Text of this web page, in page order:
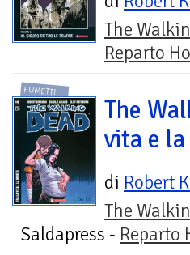
The
Reparto
FUMETTI
The
vita e
di Robert
The
Saldapress - Reparto